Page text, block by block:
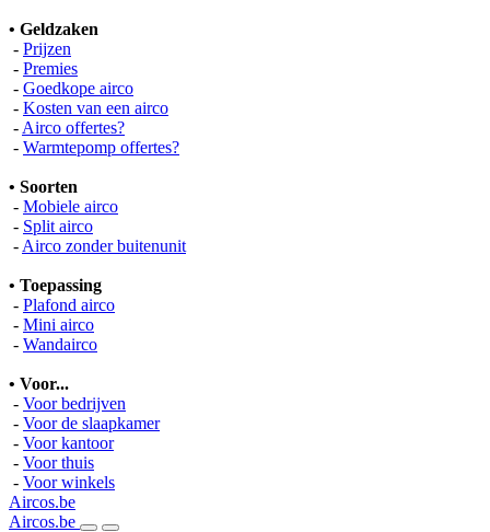
• Geldzaken
- Prijzen
- Premies
- Goedkope airco
- Kosten van een airco
- Airco offertes?
- Warmtepomp offertes?
• Soorten
- Mobiele airco
- Split airco
- Airco zonder buitenunit
• Toepassing
- Plafond airco
- Mini airco
- Wandairco
• Voor...
- Voor bedrijven
- Voor de slaapkamer
- Voor kantoor
- Voor thuis
- Voor winkels
Aircos.be
Aircos.be